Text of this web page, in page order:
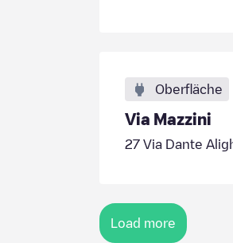
Oberfläche
Via Mazzini
27 Via Dante
Load more